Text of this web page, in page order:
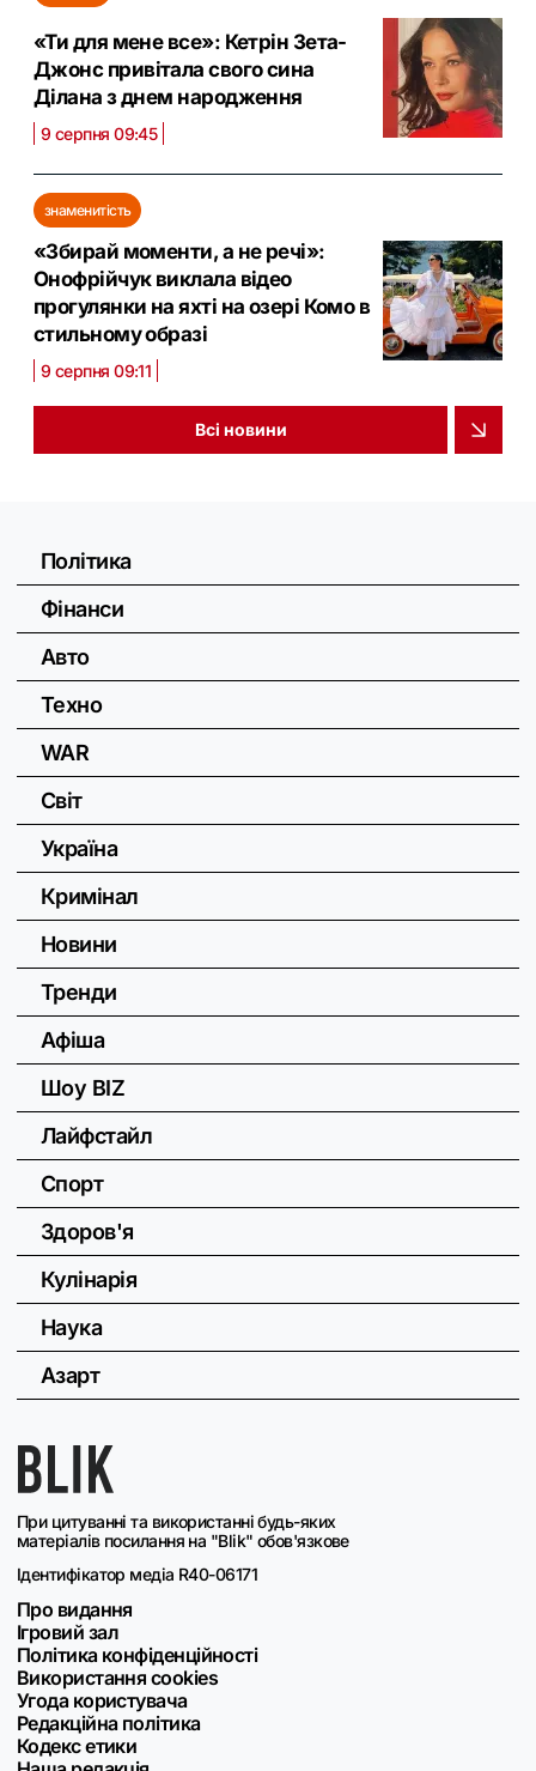
«Ти для мене все»: Кетрін Зета-
Джонс привітала свого сина
Ділана з днем народження
9 серпня 09:45
знаменитість
«Збирай моменти, а не речі»:
Онофрійчук виклала відео
прогулянки на яхті на озері Комо в
стильному образі
9 серпня 09:11
Всі новини
При цитуванні та використанні будь-яких
матеріалів посилання на "Blik" обов'язкове
Ідентифікатор медіа R40-06171
Про видання
Ігровий зал
Політика конфіденційності
Використання cookies
Угода користувача
Редакційна політика
Кодекс етики
Політика
Фінанси
Авто
Техно
WAR
Світ
Україна
Кримінал
Новини
Тренди
Афіша
Шоу BIZ
Лайфстайл
Спорт
Здоров'я
Кулінарія
Наука
Азарт